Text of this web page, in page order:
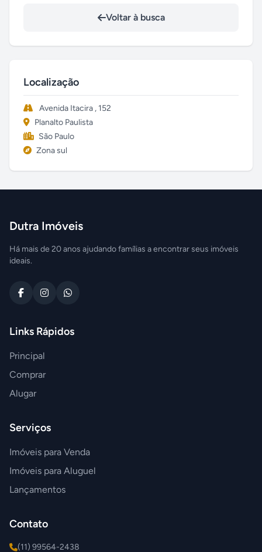
Voltar à busca
Localização
Avenida Itacira , 152
Planalto Paulista
São Paulo
Zona sul
Dutra Imóveis
Há mais de 20 anos ajudando famílias a encontrar seus imóveis
ideais.
Links Rápidos
Principal
Comprar
Alugar
Serviços
Imóveis para Venda
Imóveis para Aluguel
Lançamentos
Contato
(11) 99564-2438